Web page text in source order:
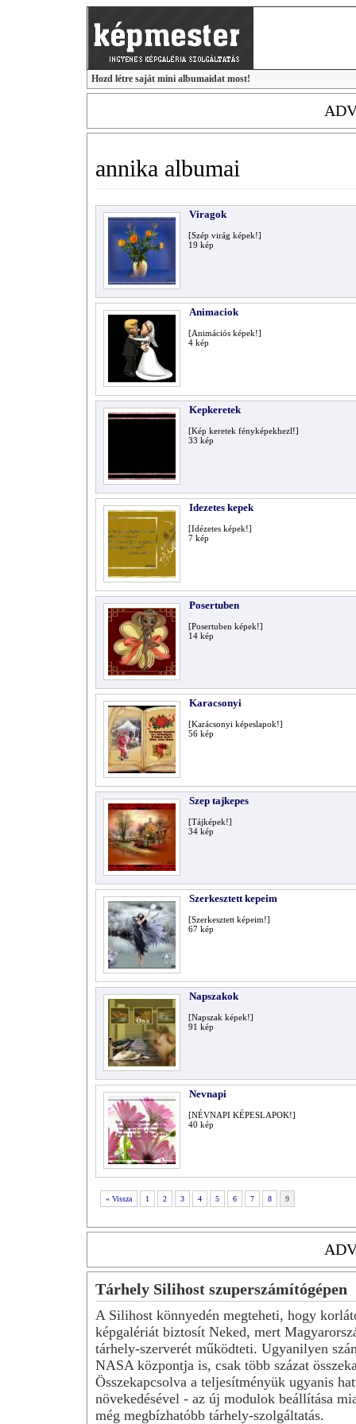
Hozd létre saját mini albumaidat most!
annika albumai
Viragok
[Szép virág képek!]
19 kép
Animaciok
[Animációs képek!]
4 kép
Kepkeretek
[Kép keretek fényképekhezl!]
33 kép
Idezetes kepek
[Idézetes képek!]
7 kép
Posertuben
[Posertuben képek!]
14 kép
Karacsonyi
[Karácsonyi képeslapok!]
56 kép
Szep tajkepes
[Tájképek!]
34 kép
Szerkesztett kepeim
[Szerkesztett képeim!]
67 kép
Napszakok
[Napszak képek!]
91 kép
Nevnapi
[NÉVNAPI KÉPESLAPOK!]
40 kép
« Vissza 1 2 3 4 5 6 7 8 9
Tárhely Silihost szuperszámítógépen
A Silihost könnyedén megteheti, hogy
képgalériát biztosít Neked, mert
tárhely-szerverét működteti. Ugyanilyen
NASA központja is, csak több százat
Összekapcsolva a teljesítményük ugyanis
növekedésével - az új modulok beállítása
még megbízhatóbb tárhely-szolgáltatás.